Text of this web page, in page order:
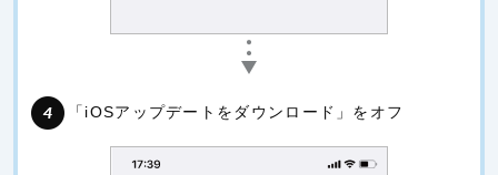
「iOSアップデートをダウンロード」をオフ